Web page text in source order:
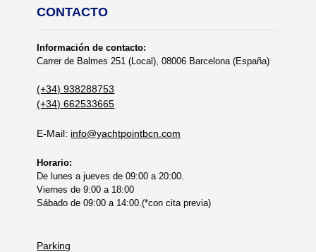
CONTACTO
Información de contacto:
Carrer de Balmes 251 (Local), 08006 Barcelona (España)
(+34) 938288753
(+34) 662533665
E-Mail: info@yachtpointbcn.com
Horario:
De lunes a jueves de 09:00 a 20:00.
Viernes de 9:00 a 18:00
Sábado de 09:00 a 14:00.(*con cita previa)
Parking